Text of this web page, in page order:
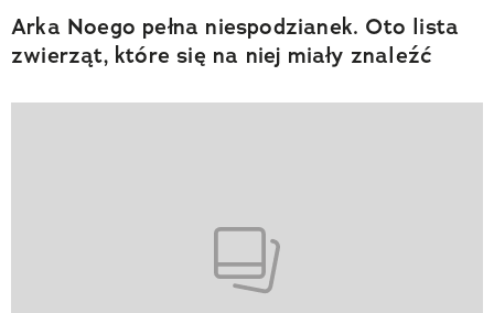
Arka Noego pełna niespodzianek. Oto lista
zwierząt, które się na niej miały znaleźć